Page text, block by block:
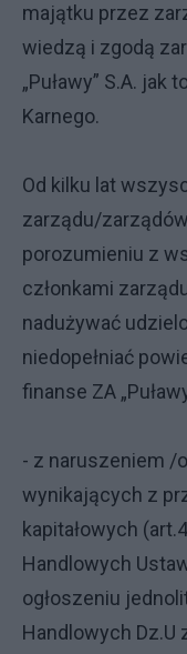
majątku przez
wiedzą i zgodą
„Puławy” S.A. jak
Karnego.
Od kilku lat
zarządu/
porozumieniu z
członkami
nadużywać
niedopełniać
finanse ZA
- z naruszeniem /
wynikających z
kapitałowych
Handlowych
ogłoszeniu
Handlowych Dz.U